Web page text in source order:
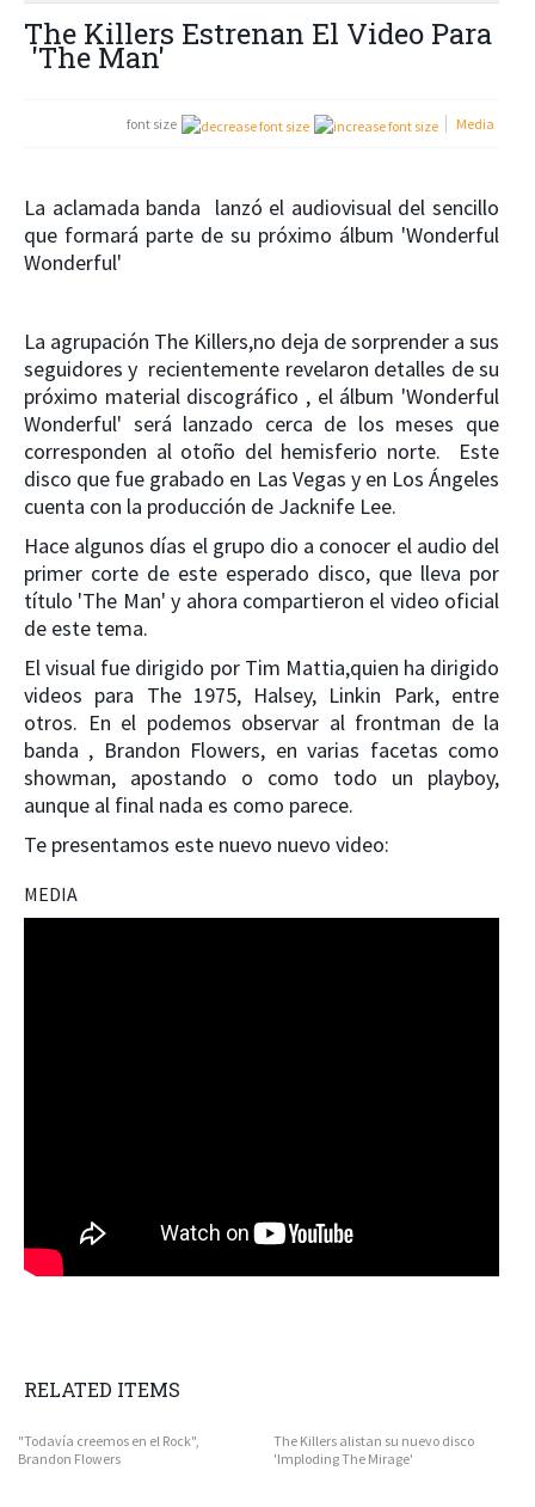
The Killers Estrenan El Video Para
'The Man'
font size Media
La aclamada banda lanzó el audiovisual del sencillo
que formará parte de su próximo álbum 'Wonderful
Wonderful'
La agrupación The Killers,no deja de sorprender a sus
seguidores y recientemente revelaron detalles de su
próximo material discográfico , el álbum 'Wonderful
Wonderful' será lanzado cerca de los meses que
corresponden al otoño del hemisferio norte. Este
disco que fue grabado en Las Vegas y en Los Ángeles
cuenta con la producción de Jacknife Lee.
Hace algunos días el grupo dio a conocer el audio del
primer corte de este esperado disco, que lleva por
título 'The Man' y ahora compartieron el video oficial
de este tema.
El visual fue dirigido por Tim Mattia,quien ha dirigido
videos para The 1975, Halsey, Linkin Park, entre
otros. En el podemos observar al frontman de la
banda , Brandon Flowers, en varias facetas como
showman, apostando o como todo un playboy,
aunque al final nada es como parece.
Te presentamos este nuevo nuevo video:
MEDIA
RELATED ITEMS
"Todavía creemos en el Rock",
Brandon Flowers
The Killers alistan su nuevo disco
'Imploding The Mirage'